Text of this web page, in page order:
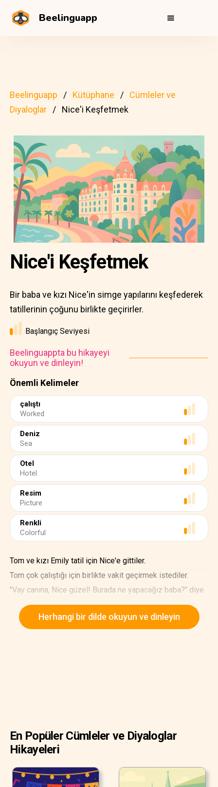
Beelinguapp
Beelinguapp Kütüphane
Cümleler ve
Diyaloglar
Nice'i Keşfetmek
Önemli Kelimeler
çalıştı
Worked
Deniz
Sea
Otel
Hotel
Resim
Picture
Renkli
Colorful
Nice'i Keşfetmek
Bir baba ve kızı Nice'in simge yapılarını keşfederek
tatillerinin çoğunu birlikte geçirirler.
Başlangıç Seviyesi
Beelinguappta bu hikayeyi
okuyun ve dinleyin!
Tom ve kızı Emily tatil için Nice'e gittiler.
Tom çok çalıştığı için birlikte vakit geçirmek istediler.
"Vay canına, Nice güzel! Burada ne yapacağız baba?" diye
sordu Emily.
Tom, "Promenade des Anglais, Negresco Hotel ve Castle
Herhangi bir dilde okuyun ve dinleyin
En Popüler Cümleler ve Diyaloglar
Hikayeleri